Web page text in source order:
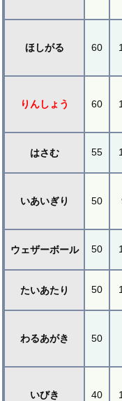
ほしがる 60
りんしょう 60
はさむ 55
いあいぎり 50
ウェザーボール 50
たいあたり 50
わるあがき 50
いびき 40